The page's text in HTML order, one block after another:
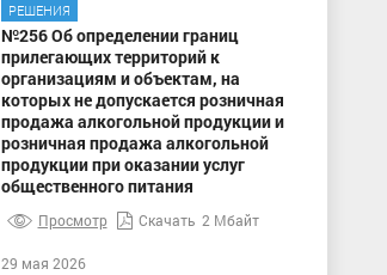
РЕШЕНИЯ
№256 Об определении границ
прилегающих территорий к
организациям и объектам, на
которых не допускается розничная
продажа алкогольной продукции и
розничная продажа алкогольной
продукции при оказании услуг
общественного питания
Просмотр Скачать 2 Мбайт
29 мая 2026